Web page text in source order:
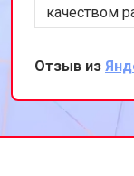
качеством
Отзыв из